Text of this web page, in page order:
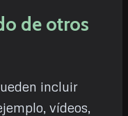
de otros
incluir
vídeos,